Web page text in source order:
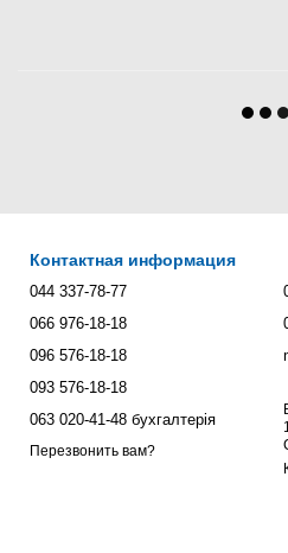
Контактная информация
044 337-78-77
066 976-18-18
096 576-18-18
093 576-18-18
063 020-41-48 бухгалтерія
Перезвонить вам?